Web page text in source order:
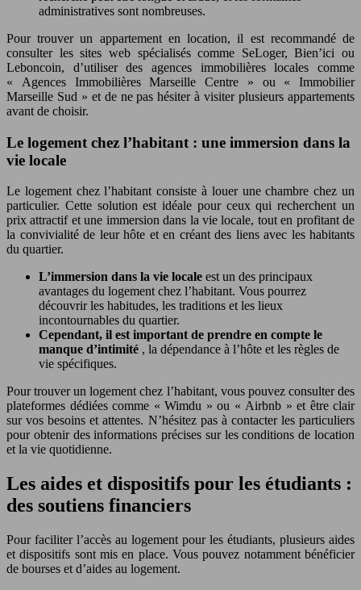
administratives sont nombreuses.
Pour trouver un appartement en location, il est recommandé de
consulter les sites web spécialisés comme SeLoger, Bien’ici ou
Leboncoin, d’utiliser des agences immobilières locales comme
« Agences Immobilières Marseille Centre » ou « Immobilier
Marseille Sud » et de ne pas hésiter à visiter plusieurs appartements
avant de choisir.
Le logement chez l’habitant : une immersion dans la
vie locale
Le logement chez l’habitant consiste à louer une chambre chez un
particulier. Cette solution est idéale pour ceux qui recherchent un
prix attractif et une immersion dans la vie locale, tout en profitant de
la convivialité de leur hôte et en créant des liens avec les habitants
du quartier.
L’immersion dans la vie locale est un des principaux
avantages du logement chez l’habitant. Vous pourrez
découvrir les habitudes, les traditions et les lieux
incontournables du quartier.
Cependant, il est important de prendre en compte le
manque d’intimité , la dépendance à l’hôte et les règles de
vie spécifiques.
Pour trouver un logement chez l’habitant, vous pouvez consulter des
plateformes dédiées comme « Wimdu » ou « Airbnb » et être clair
sur vos besoins et attentes. N’hésitez pas à contacter les particuliers
pour obtenir des informations précises sur les conditions de location
et la vie quotidienne.
Les aides et dispositifs pour les étudiants :
des soutiens financiers
Pour faciliter l’accès au logement pour les étudiants, plusieurs aides
et dispositifs sont mis en place. Vous pouvez notamment bénéficier
de bourses et d’aides au logement.